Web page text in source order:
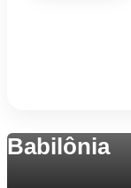
Babilônia